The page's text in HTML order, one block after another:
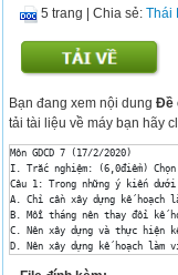
5 trang |Chia sẻ:Thái
Bạn đang xem nội dungĐề
tải tài liệu về máy bạn hãy
Môn GDCD 7 (17/2/2020)
I. Trắc nghiệm: (6,0điểm)
Câu 1: Trong những ý kiến
A. Chỉ cần xây dựng kế hoạch
B. Mỗi tháng nên thay đổi kế
C. Nên xây dựng và thực hiện
D. Nên xây dựng kế hoạch